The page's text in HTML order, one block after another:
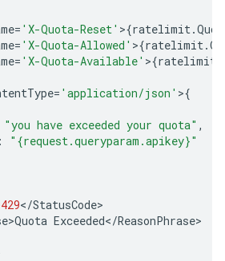
= 'X-Quota-Reset' >{ratelimit.
= 'X-Quota-Allowed' >{ratelimit.
= 'X-Quota-Available' >{ratelimit
= 'application/json' >{
"you have exceeded your quota" ,
:
"{request.queryparam.apikey}"
429</StatusCode>
>Quota Exceeded</ReasonPhrase>